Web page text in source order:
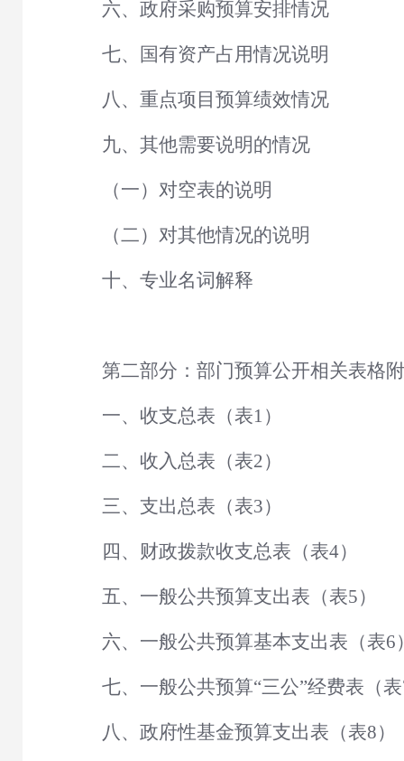
六、政府采购预算安排情况
七、国有资产占用情况说明
八、重点项目预算绩效情况
九、其他需要说明的情况
（一）对空表的说明
（二）对其他情况的说明
十、专业名词解释
第二部分：部门预算公开相关表格
一、收支总表（表1）
二、收入总表（表2）
三、支出总表（表3）
四、财政拨款收支总表（表4）
五、一般公共预算支出表（表5）
六、一般公共预算基本支出表（表6
七、一般公共预算“三公”经费表（
八、政府性基金预算支出表（表8）